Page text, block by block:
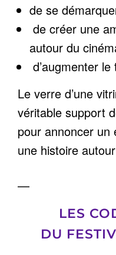
de se
de créer une
autour du
d’augmenter
Le verre d’une
véritable support
pour annoncer un
une histoire
—
LES
DU